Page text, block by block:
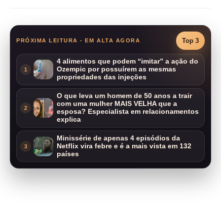
PRÓXIMA LEITURA - EM ALTA AGORA Top 3
1
4 alimentos que podem “imitar” a ação do
Ozempic por possuírem as mesmas
propriedades das injeções
2
O que leva um homem de 50 anos a trair
com uma mulher MAIS VELHA que a
esposa? Especialista em relacionamentos
explica
3
Minissérie de apenas 4 episódios da
Netflix vira febre e é a mais vista em 132
países